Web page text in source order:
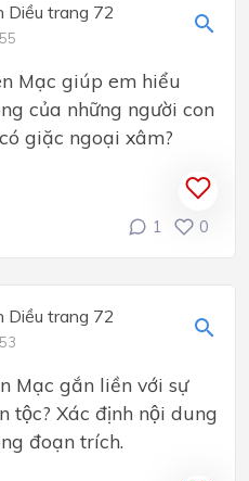
Diều trang 72
Mạc giúp em hiểu
của những người con
giặc ngoại xâm?
1 0
Diều trang 72
Mạc gắn liền với sự
tộc? Xác định nội dung
đoạn trích.